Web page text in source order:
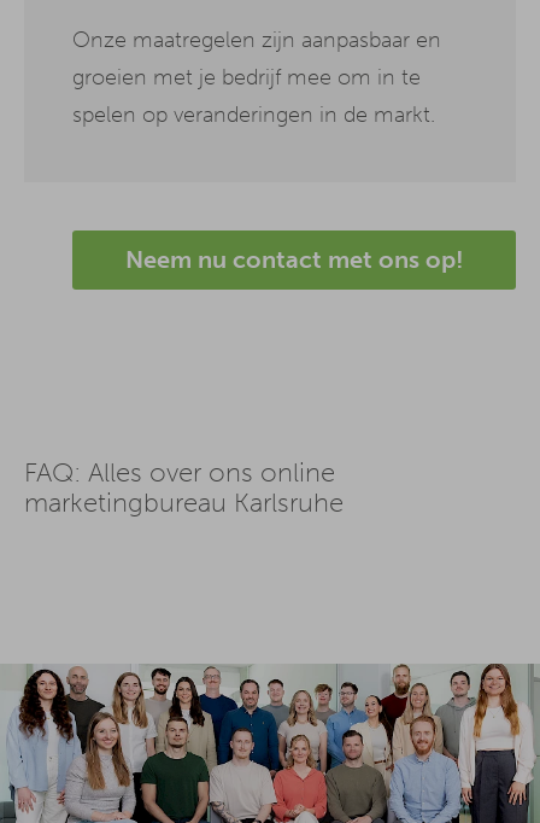
Onze maatregelen zijn aanpasbaar en
groeien met je bedrijf mee om in te
spelen op veranderingen in de markt.
Neem nu contact met ons op!
FAQ: Alles over ons online
marketingbureau Karlsruhe